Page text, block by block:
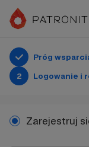
Próg
2
Logowanie i
Zarejestruj